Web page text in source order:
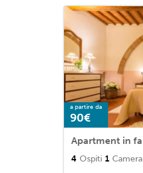
a partire da
90€
4 Ospiti 1 Camera